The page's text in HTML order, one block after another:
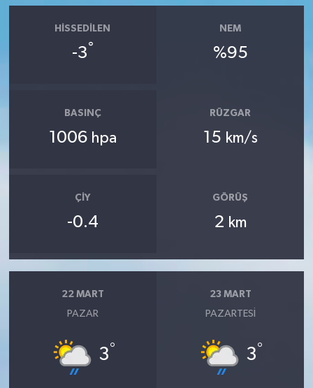
HISSEDILEN
-3°
NEM
%95
BASINÇ
1006 hpa
RÜZGAR
15 km/s
ÇIY
-0.4
GÖRÜŞ
2 km
22 MART
PAZAR
3°
23 MART
PAZARTESI
3°